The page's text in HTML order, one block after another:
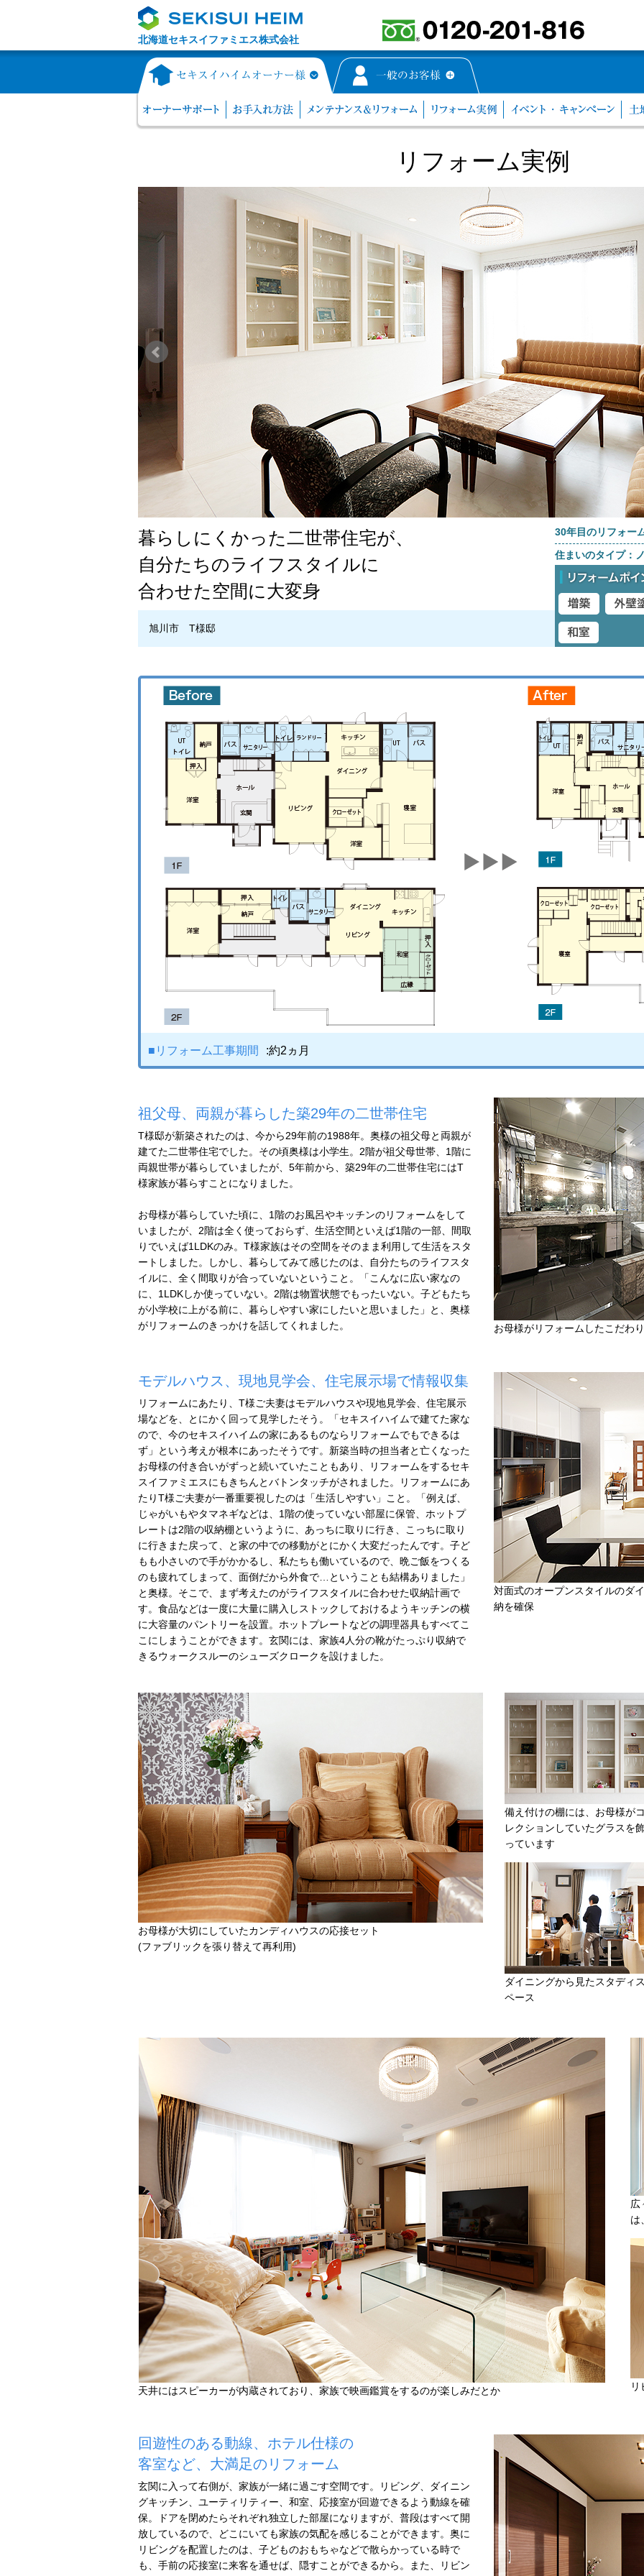
北海道セキスイファミエス株式会社
リフォーム実例
暮らしにくかった二世帯住宅が、
自分たちのライフスタイルに
合わせた空間に大変身
旭川市 T様邸
30年目のリフォー
住まいのタイプ：
■リフォーム工事期間 :約2ヵ月
祖父母、両親が暮らした築29年の二世帯住宅
T様邸が新築されたのは、今から29年前の1988年。奥様の祖父母と両親が
建てた二世帯住宅でした。その頃奥様は小学生。2階が祖父母世帯、1階に
両親世帯が暮らしていましたが、5年前から、築29年の二世帯住宅にはT
様家族が暮らすことになりました。
お母様が暮らしていた頃に、1階のお風呂やキッチンのリフォームをして
いましたが、2階は全く使っておらず、生活空間といえば1階の一部、間取
りでいえば1LDKのみ。T様家族はその空間をそのまま利用して生活をスタ
ートしました。しかし、暮らしてみて感じたのは、自分たちのライフスタ
イルに、全く間取りが合っていないということ。「こんなに広い家なの
に、1LDKしか使っていない。2階は物置状態でもったいない。子どもたち
が小学校に上がる前に、暮らしやすい家にしたいと思いました」と、奥様
がリフォームのきっかけを話してくれました。
お母様がリフォームしたこだわ
モデルハウス、現地見学会、住宅展示場で情報収集
リフォームにあたり、T様ご夫妻はモデルハウスや現地見学会、住宅展示
場などを、とにかく回って見学したそう。「セキスイハイムで建てた家な
ので、今のセキスイハイムの家にあるものならリフォームでもできるは
ず」という考えが根本にあったそうです。新築当時の担当者と亡くなった
お母様の付き合いがずっと続いていたこともあり、リフォームをするセキ
スイファミエスにもきちんとバトンタッチがされました。リフォームにあ
たりT様ご夫妻が一番重要視したのは「生活しやすい」こと。「例えば、
じゃがいもやタマネギなどは、1階の使っていない部屋に保管、ホットプ
レートは2階の収納棚というように、あっちに取りに行き、こっちに取り
に行きまた戻って、と家の中での移動がとにかく大変だったんです。子ど
もも小さいので手がかかるし、私たちも働いているので、晩ご飯をつくる
のも疲れてしまって、面倒だから外食で…ということも結構ありました」
と奥様。そこで、まず考えたのがライフスタイルに合わせた収納計画で
す。食品などは一度に大量に購入しストックしておけるようキッチンの横
に大容量のパントリーを設置。ホットプレートなどの調理器具もすべてこ
こにしまうことができます。玄関には、家族4人分の靴がたっぷり収納で
きるウォークスルーのシューズクロークを設けました。
対面式のオープンスタイルのダ
納を確保
お母様が大切にしていたカンディハウスの応接セット
(ファブリックを張り替えて再利用)
備え付けの棚には、お母様が
レクションしていたグラスを
っています
ダイニングから見たスタディ
ペース
天井にはスピーカーが内蔵されており、家族で映画鑑賞をするのが楽しみだとか
広
は
回遊性のある動線、ホテル仕様の
客室など、大満足のリフォーム
玄関に入って右側が、家族が一緒に過ごす空間です。リビング、ダイニン
グキッチン、ユーティリティー、和室、応接室が回遊できるよう動線を確
保。ドアを閉めたらそれぞれ独立した部屋になりますが、普段はすべて開
放しているので、どこにいても家族の気配を感じることができます。奥に
リビングを配置したのは、子どものおもちゃなどで散らかっている時で
も、手前の応接室に来客を通せば、隠すことができるから。また、リビン